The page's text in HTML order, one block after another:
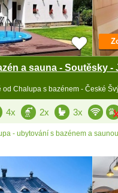
a sauna - Soutěsky -
od Chalupa s bazénem - České
4x 2x 3x
- ubytování s bazénem a